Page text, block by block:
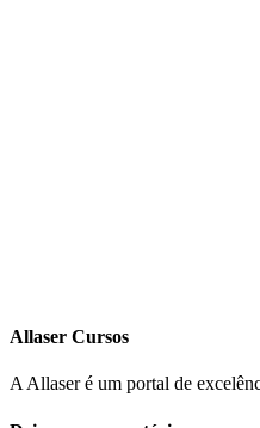
Allaser Cursos
A Allaser é um portal de